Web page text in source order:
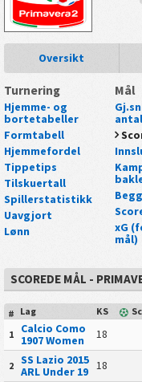
Oversikt
Turnering
Hjemme- og
bortetabeller
Formtabell
Hjemmefordel
Tippetips
Tilskuertall
Spillerstatistikk
Uavgjort
Lønn
Mål
xG
mål)
SCOREDE MÅL -
# Lag KS
1
Calcio Como
1907 Women
18
2 SS Lazio 2015
ARL Under 19
18